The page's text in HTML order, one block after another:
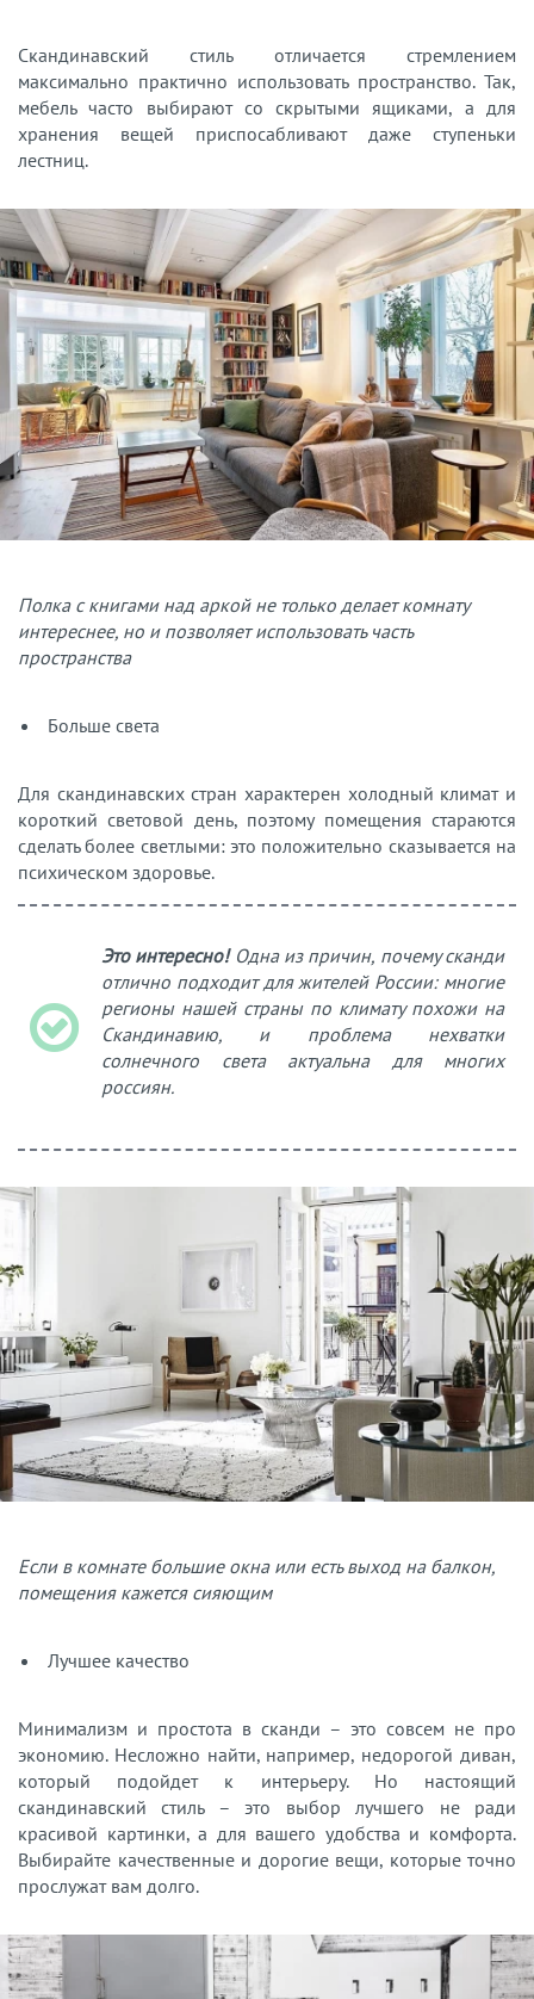
Скандинавский стиль отличается стремлением
максимально практично использовать пространство. Так,
мебель часто выбирают со скрытыми ящиками, а для
хранения вещей приспосабливают даже ступеньки
лестниц.
Полка с книгами над аркой не только делает комнату
интереснее, но и позволяет использовать часть
пространства
Больше света
Для скандинавских стран характерен холодный климат и
короткий световой день, поэтому помещения стараются
сделать более светлыми: это положительно сказывается на
психическом здоровье.
Это интересно! Одна из причин, почему сканди
отлично подходит для жителей России: многие
регионы нашей страны по климату похожи на
Скандинавию, и проблема нехватки
солнечного света актуальна для многих
россиян.
Если в комнате большие окна или есть выход на балкон,
помещения кажется сияющим
Лучшее качество
Минимализм и простота в сканди – это совсем не про
экономию. Несложно найти, например, недорогой диван,
который подойдет к интерьеру. Но настоящий
скандинавский стиль – это выбор лучшего не ради
красивой картинки, а для вашего удобства и комфорта.
Выбирайте качественные и дорогие вещи, которые точно
прослужат вам долго.